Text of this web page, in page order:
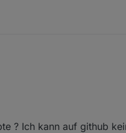
? Ich kann auf github